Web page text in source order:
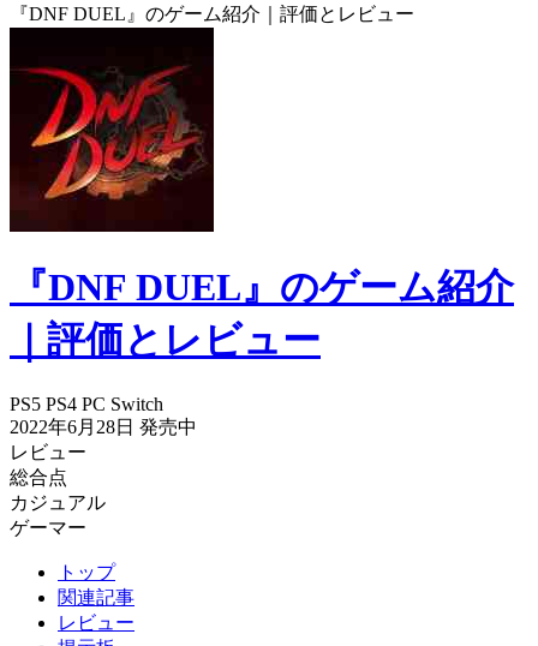
『DNF DUEL』のゲーム紹介｜評価とレビュー
『DNF DUEL』のゲーム紹介
｜評価とレビュー
PS5 PS4 PC Switch
2022年6月28日 発売中
レビュー
総合点
カジュアル
ゲーマー
トップ
関連記事
レビュー